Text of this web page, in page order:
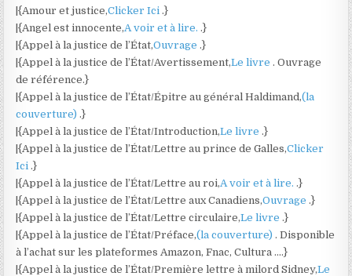
|{Amour et justice,Clicker Ici.}
|{Angel est innocente,A voir et à lire..}
|{Appel à la justice de l’État,Ouvrage.}
|{Appel à la justice de l’État/Avertissement,Le livre. Ouvrage
de référence.}
|{Appel à la justice de l’État/Épitre au général Haldimand,(la
couverture).}
|{Appel à la justice de l’État/Introduction,Le livre.}
|{Appel à la justice de l’État/Lettre au prince de Galles,Clicker
Ici.}
|{Appel à la justice de l’État/Lettre au roi,A voir et à lire..}
|{Appel à la justice de l’État/Lettre aux Canadiens,Ouvrage.}
|{Appel à la justice de l’État/Lettre circulaire,Le livre.}
|{Appel à la justice de l’État/Préface,(la couverture). Disponible
à l’achat sur les plateformes Amazon, Fnac, Cultura ….}
|{Appel à la justice de l’État/Première lettre à milord Sidney,Le